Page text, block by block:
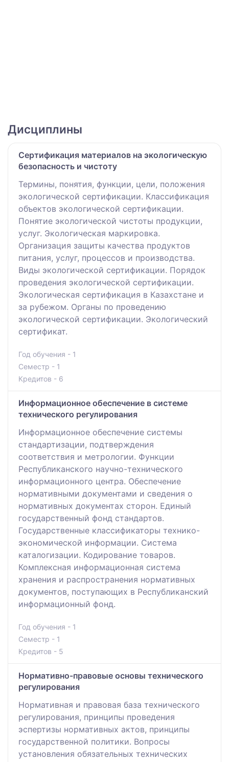
Дисциплины
Сертификация материалов на экологическую
безопасность и чистоту
Термины, понятия, функции, цели, положения
экологической сертификации. Классификация
объектов экологической сертификации.
Понятие экологической чистоты продукции,
услуг. Экологическая маркировка.
Организация защиты качества продуктов
питания, услуг, процессов и производства.
Виды экологической сертификации. Порядок
проведения экологической сертификации.
Экологическая сертификация в Казахстане и
за рубежом. Органы по проведению
экологической сертификации. Экологический
сертификат.
Год обучения - 1
Семестр - 1
Кредитов - 6
Информационное обеспечение в системе
технического регулирования
Информационное обеспечение системы
стандартизации, подтверждения
соответствия и метрологии. Функции
Республиканского научно-технического
информационного центра. Обеспечение
нормативными документами и сведения о
нормативных документах сторон. Единый
государственный фонд стандартов.
Государственные классификаторы технико-
экономической информации. Система
каталогизации. Кодирование товаров.
Комплексная информационная система
хранения и распространения нормативных
документов, поступающих в Республиканский
информационный фонд.
Год обучения - 1
Семестр - 1
Кредитов - 5
Нормативно-правовые основы технического
регулирования
Нормативная и правовая база технического
регулирования, принципы проведения
эспертизы нормативных актов, принципы
государственной политики. Вопросы
установления обязательных технических